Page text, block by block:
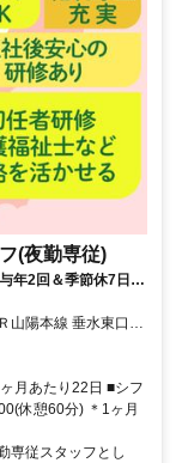
(夜勤専従)
年2回＆季節休7日◎
り！定年制撤廃で
できる温かいグルー
陽本線 垂水東口徒
約15分 JR神戸線
月あたり22日 ■シフ
休憩60分) ＊1ヶ月
専従スタッフとし